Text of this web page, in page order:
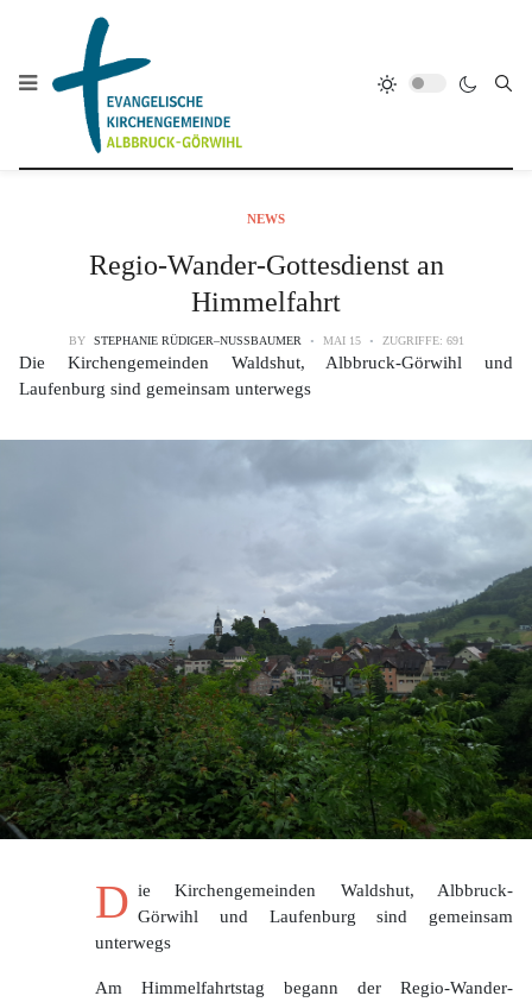
NEWS
Regio-Wander-Gottesdienst an
Himmelfahrt
BY STEPHANIE RÜDIGER–NUSSBAUMER MAI 15 ZUGRIFFE: 691
Die Kirchengemeinden Waldshut, Albbruck-Görwihl und
Laufenburg sind gemeinsam unterwegs
D ie Kirchengemeinden Waldshut, Albbruck-
Görwihl und Laufenburg sind gemeinsam
unterwegs
Am Himmelfahrtstag begann der Regio-Wander-